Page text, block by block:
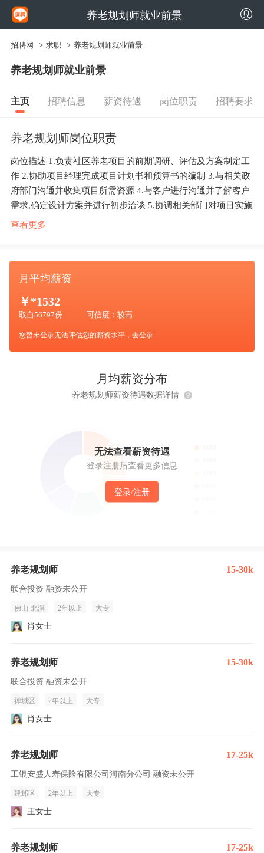
养老规划师就业前景
招聘网 > 求职 > 养老规划师就业前景
养老规划师就业前景
主页 招聘信息 薪资待遇 岗位职责 招聘要求
养老规划师岗位职责
岗位描述 1.负责社区养老项目的前期调研、评估及方案制定工
作 2.协助项目经理完成项目计划书和预算书的编制 3.与相关政
府部门沟通并收集项目所需资源 4.与客户进行沟通并了解客户
需求,确定设计方案并进行初步洽谈 5.协调相关部门对项目实施
进...
查看更多
月平均薪资
￥*1532
取自56797份 可信度：较高
您暂未登录无法评估您的薪资水平，去登录
月均薪资分布
养老规划师薪资待遇数据详情
无法查看薪资待遇
登录注册后查看更多信息
登录/注册
养老规划师 15-30k
联合投资 融资未公开
佛山-北滘 2年以上 大专
肖女士
养老规划师 15-30k
联合投资 融资未公开
禅城区 2年以上 大专
肖女士
养老规划师 17-25k
工银安盛人寿保险有限公司河南分公司 融资未公开
建邺区 2年以上 大专
王女士
养老规划师 17-25k